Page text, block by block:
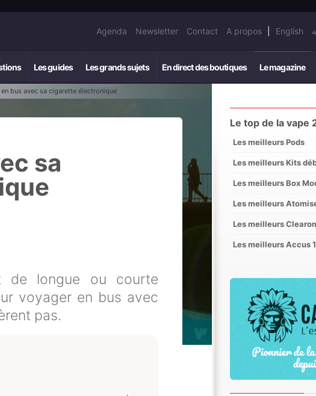
Agenda Newsletter Contact A propos English
Les guides Les grands sujets En direct des boutiques Le magazine
en bus avec sa cigarette électronique
sa
de longue ou courte
voyager en bus avec
pas.
Le top de la vape
Les meilleurs Pods
Les meilleurs Kits
Les meilleurs Box
Les meilleurs
Les meilleurs
Les meilleurs Accus